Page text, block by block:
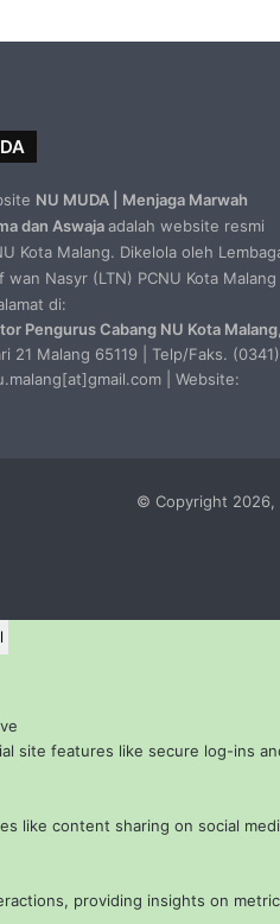
NU MUDA | Menjaga Marwah
dan Aswajaadalah website resmi
Kota Malang. Dikelola oleh
wan Nasyr (LTN) PCNU Kota
di:
Pengurus Cabang NU Kota Malang
21 Malang 65119 | Telp/Faks. (0341)
| Website:
© Copyright 2026,
site features like secure log-ins
like content sharing on social
providing insights on